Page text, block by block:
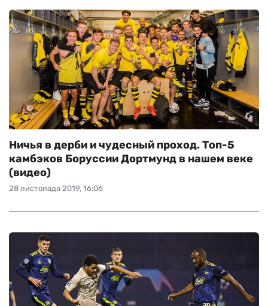
28 листопада 2019, 16:06
Ничья в дерби и чудесный проход. Топ-5
камбэков Боруссии Дортмунд в нашем веке
(видео)